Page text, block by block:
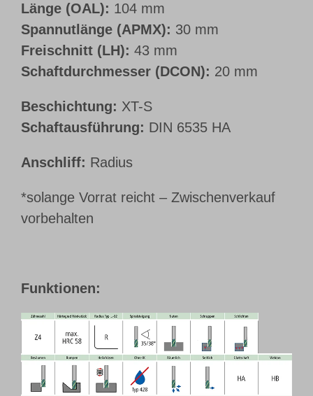
Länge (OAL): 104 mm
Spannutlänge (APMX): 30 mm
Freischnitt (LH): 43 mm
Schaftdurchmesser (DCON): 20 mm
Beschichtung: XT-S
Schaftausführung: DIN 6535 HA
Anschliff: Radius
*solange Vorrat reicht – Zwischenverkauf
vorbehalten
Funktionen: